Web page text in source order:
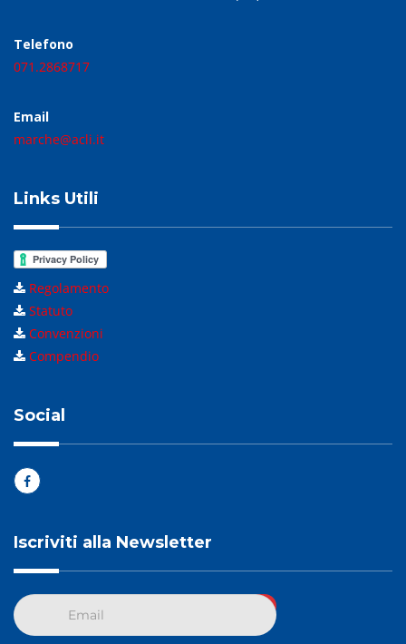
Telefono
071.2868717
Email
marche@acli.it
Links Utili
Regolamento
Statuto
Convenzioni
Compendio
Social
Iscriviti alla Newsletter